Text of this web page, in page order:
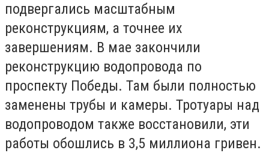
подвергались масштабным
реконструкциям, а точнее их
завершениям. В мае закончили
реконструкцию водопровода по
проспекту Победы. Там были полностью
заменены трубы и камеры. Тротуары над
водопроводом также восстановили, эти
работы обошлись в 3,5 миллиона гривен.